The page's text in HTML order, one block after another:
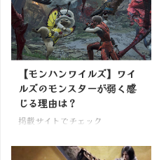
【モンハンワイルズ】ワイ
ルズのモンスターが弱く感
じる理由は？
掲載サイトでチェック